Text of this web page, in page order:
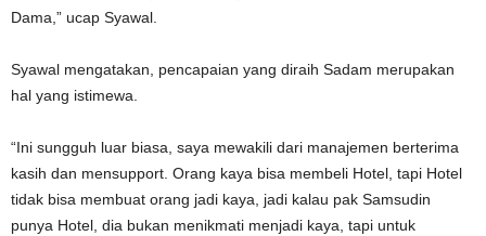
Dama,” ucap Syawal.
Syawal mengatakan, pencapaian yang diraih Sadam merupakan
hal yang istimewa.
“Ini sungguh luar biasa, saya mewakili dari manajemen berterima
kasih dan mensupport. Orang kaya bisa membeli Hotel, tapi Hotel
tidak bisa membuat orang jadi kaya, jadi kalau pak Samsudin
punya Hotel, dia bukan menikmati menjadi kaya, tapi untuk